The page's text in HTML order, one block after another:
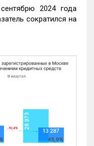
2024 года
сократился на